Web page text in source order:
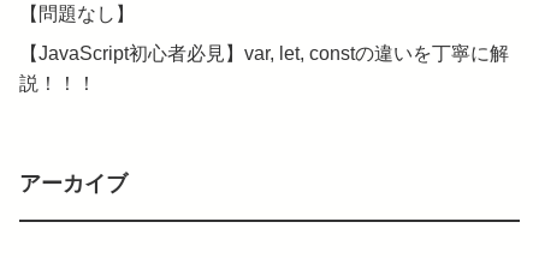
【問題なし】
【JavaScript初心者必見】var, let, constの違いを丁寧に解
説！！！
アーカイブ